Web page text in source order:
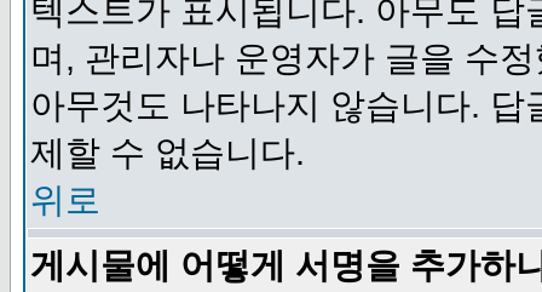
텍스트가 표시됩니다. 아무도
며, 관리자나 운영자가 글을 수
아무것도 나타나지 않습니다.
제할 수 없습니다.
위로
게시물에 어떻게 서명을 추가하